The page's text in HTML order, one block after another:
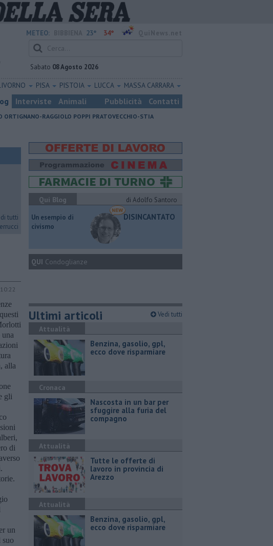
METEO: 23° 34°
Sabato 08 Agosto 2026
PISA PISTOIA LUCCA MASSA CARRARA
Interviste Animali Pubblicità Contatti
ORTIGNANO-RAGGIOLO POPPI PRATOVECCHIO-STIA
tutti
alla
gli
di
un
suo
Qui Blog
di Adolfo Santoro
​Un esempio di
civismo
DISINCANTATO
QUI Condoglianze
Ultimi articoli Vedi tutti
Attualità
​Benzina, gasolio, gpl,
ecco dove risparmiare
Cronaca
Nascosta in un bar per
sfuggire alla furia del
compagno
Attualità
​Tutte le offerte di
lavoro in provincia di
Arezzo
Attualità
​Benzina, gasolio, gpl,
ecco dove risparmiare